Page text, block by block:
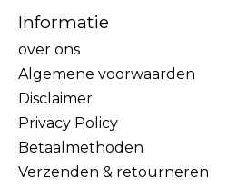
Informatie
over ons
Algemene voorwaarden
Disclaimer
Privacy Policy
Betaalmethoden
Verzenden & retourneren